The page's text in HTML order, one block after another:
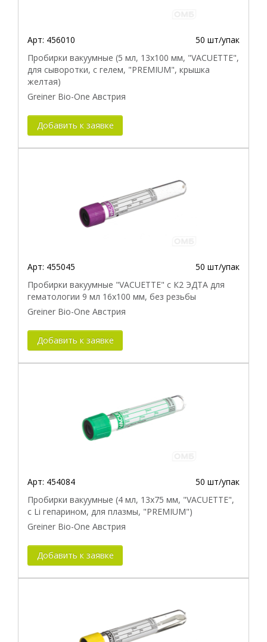
Арт: 456010
50 шт/упак
Пробирки вакуумные (5 мл, 13х100 мм, "VACUETTE",
для сыворотки, с гелем, "PREMIUM", крышка
желтая)
Greiner Bio-One Австрия
Добавить к заявке
Арт: 455045
50 шт/упак
Пробирки вакуумные "VACUETTE" с К2 ЭДТА для
гематологии 9 мл 16х100 мм, без резьбы
Greiner Bio-One Австрия
Добавить к заявке
Арт: 454084
50 шт/упак
Пробирки вакуумные (4 мл, 13х75 мм, "VACUETTE",
с Li гепарином, для плазмы, "PREMIUM")
Greiner Bio-One Австрия
Добавить к заявке